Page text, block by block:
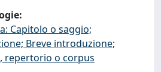
Capitolo o saggio;
Breve introduzione;
repertorio o corpus